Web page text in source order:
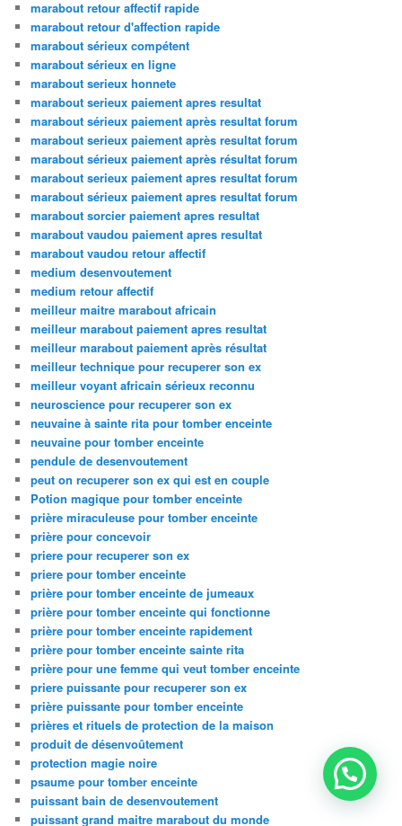
marabout retour affectif rapide
marabout retour d'affection rapide
marabout sérieux compétent
marabout sérieux en ligne
marabout serieux honnete
marabout serieux paiement apres resultat
marabout sérieux paiement après resultat forum
marabout serieux paiement après resultat forum
marabout sérieux paiement après résultat forum
marabout serieux paiement apres resultat forum
marabout sérieux paiement apres resultat forum
marabout sorcier paiement apres resultat
marabout vaudou paiement apres resultat
marabout vaudou retour affectif
medium desenvoutement
medium retour affectif
meilleur maitre marabout africain
meilleur marabout paiement apres resultat
meilleur marabout paiement après résultat
meilleur technique pour recuperer son ex
meilleur voyant africain sérieux reconnu
neuroscience pour recuperer son ex
neuvaine à sainte rita pour tomber enceinte
neuvaine pour tomber enceinte
pendule de desenvoutement
peut on recuperer son ex qui est en couple
Potion magique pour tomber enceinte
prière miraculeuse pour tomber enceinte
prière pour concevoir
priere pour recuperer son ex
priere pour tomber enceinte
prière pour tomber enceinte de jumeaux
prière pour tomber enceinte qui fonctionne
prière pour tomber enceinte rapidement
prière pour tomber enceinte sainte rita
prière pour une femme qui veut tomber enceinte
priere puissante pour recuperer son ex
prière puissante pour tomber enceinte
prières et rituels de protection de la maison
produit de désenvoûtement
protection magie noire
psaume pour tomber enceinte
puissant bain de desenvoutement
puissant grand maitre marabout du monde